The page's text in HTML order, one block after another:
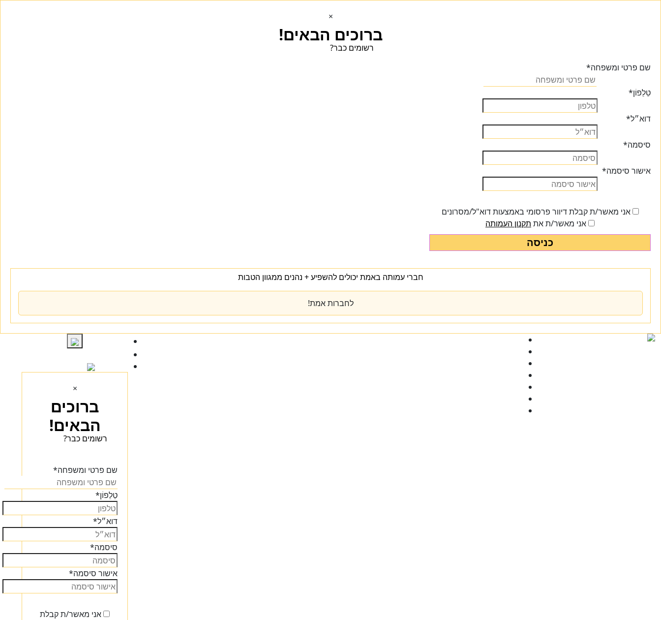
×
ברוכים הבאים!
רשומים כבר?
שם פרטי ומשפחה*
טֵלֵפוֹן*
דוא״ל*
סיסמה*
אישור סיסמה*
אני מאשר/ת קבלת דיוור פרסומי באמצעות דוא"ל/מסרונים
אני מאשר/ת את תקנון העמותה
כניסה
חברי עמותה באמת יכולים להשפיע + נהנים ממגוון הטבות
לחברות אמת!
Skip
התחברות
×
ברוכים
הבאים!
רשומים כבר?
שם פרטי ומשפחה*
טֵלֵפוֹן*
דוא״ל*
סיסמה*
אישור סיסמה*
אני מאשר/ת קבלת